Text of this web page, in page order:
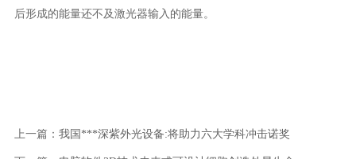
后形成的能量还不及激光器输入的能量。
上一篇： 我国***深紫外光设备:将助力六大学科冲击诺奖